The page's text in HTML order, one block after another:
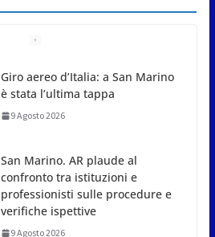
Giro aereo d’Italia: a San Marino
è stata l’ultima tappa
9 Agosto 2026
San Marino. AR plaude al
confronto tra istituzioni e
professionisti sulle procedure e
verifiche ispettive
9 Agosto 2026